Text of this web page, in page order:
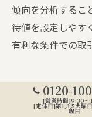
傾向を分析するこ
待値を設定しやす
有利な条件での取
泉佐野市
0120-
[営業時間]9:30～
[定休日]第1,3,5火曜
曜日